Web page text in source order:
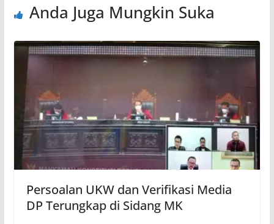
Anda Juga Mungkin Suka
Persoalan UKW dan Verifikasi Media
DP Terungkap di Sidang MK